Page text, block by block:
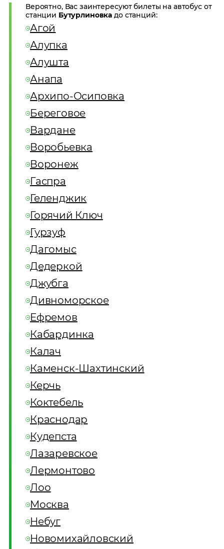
Вероятно, Вас заинтересуют билеты на автобус от
станции Бутурлиновка до станций:
Агой
Алупка
Алушта
Анапа
Архипо-Осиповка
Береговое
Вардане
Воробьевка
Воронеж
Гаспра
Геленджик
Горячий Ключ
Гурзуф
Дагомыс
Дедеркой
Джубга
Дивноморское
Ефремов
Кабардинка
Калач
Каменск-Шахтинский
Керчь
Коктебель
Краснодар
Кудепста
Лазаревское
Лермонтово
Лоо
Москва
Небуг
Новомихайловский